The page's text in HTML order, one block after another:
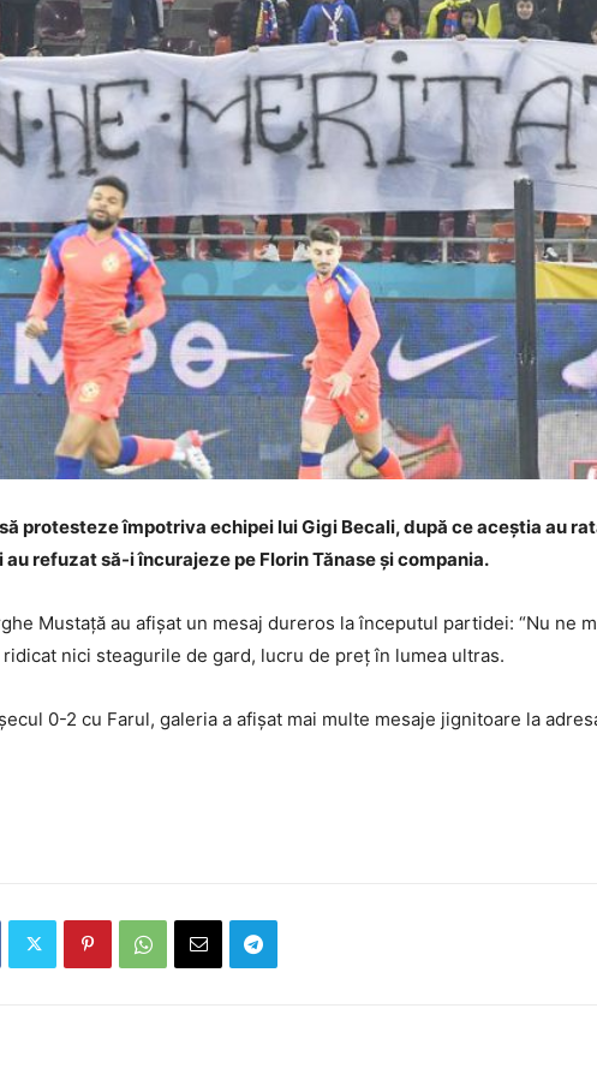
protesteze împotriva echipei lui Gigi Becali, după ce aceștia au
refuzat să-i încurajeze pe Florin Tănase și compania.
Mustață au afișat un mesaj dureros la începutul partidei: “Nu ne
nici steagurile de gard, lucru de preț în lumea ultras.
0-2 cu Farul, galeria a afișat mai multe mesaje jignitoare la